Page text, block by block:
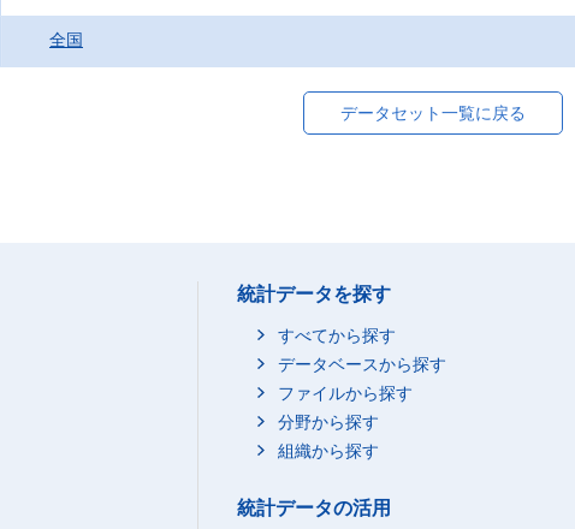
全国
データセット一覧に戻る
統計データを探す
すべてから探す
データベースから探す
ファイルから探す
分野から探す
組織から探す
統計データの活用